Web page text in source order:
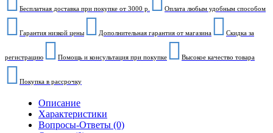
Бесплатная доставка при покупке от 3000 р. Оплата любым удобным способом
Гарантия низкой цены Дополнительная гарантия от магазина Скидка за
регистрацию Помощь и консультация при покупке Высокое качество товара
Покупка в рассрочку
Описание
Характеристики
Вопросы-Ответы (0)